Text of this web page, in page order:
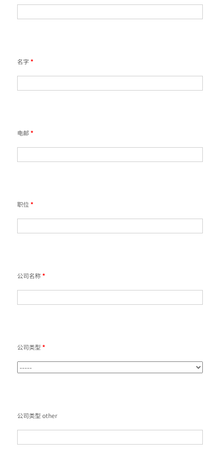
名字 *
电邮*
职位 *
公司名称*
公司类型 *
公司类型 other